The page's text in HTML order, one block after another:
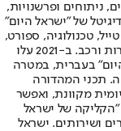
ניתוחים ופרשנויות,
של "ישראל היום"
טכנולוגיה, ספורט,
כלכלה וצרכנות, בריאות, חיילים, אוכל, יהדות, תיירות ורכב. ב-2021 עלו
בעברית, במטרה
תכני המהדורה
מקוונת, ואפשר
"הקליקה של ישראל
ושירותים. ישראל